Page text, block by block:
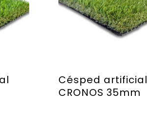
Césped artificial
CRONOS 35mm